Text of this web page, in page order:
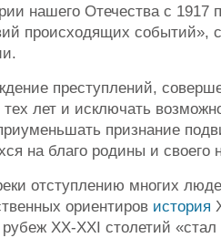
нашего Отечества с 1917
происходящих событий»,
преступлений,
тех лет и исключать
признание
на благо родины и
отступлению многих
ориентиров история
XX-XXI столетий